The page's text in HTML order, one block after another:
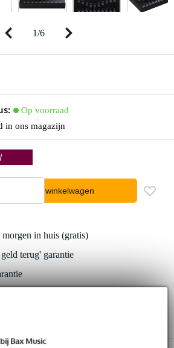
Bax Music
1/6
Op voorraad
in ons magazijn
In winkelwagen
in huis (gratis)
terug' garantie
winkel